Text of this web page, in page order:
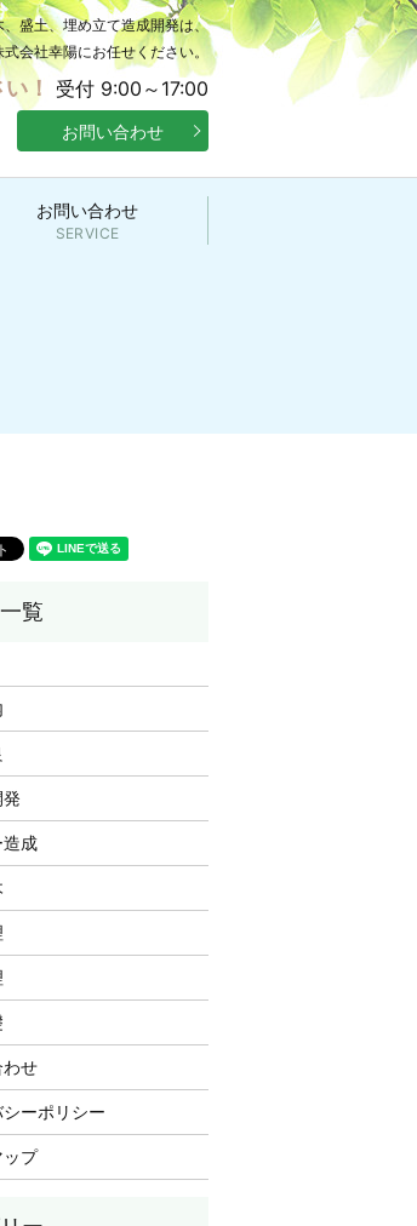
盛土、埋め立て造成開発は、
会社幸陽にお任せください。
！ 受付 9:00～17:00
お問い合わせ
お問い合わせ
SERVICE
造成
わせ
ーポリシー
プ